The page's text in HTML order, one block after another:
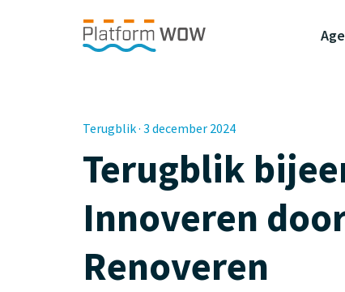
Terugblik · 3 december 2024
Terugblik
Innoveren
Renoveren